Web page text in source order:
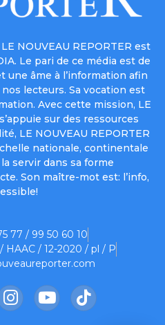
NOUVEAU REPORTER est
Le pari de ce média est de
une âme à l’information afin
lecteurs. Sa vocation est
Avec cette mission, LE
sur des ressources
LE NOUVEAU REPORTER
nationale, continentale
servir dans sa forme
Son maître-mot est: l’info,
77 / 99 50 60 10
HAAC / 12-2020 / pl / P
InstagramYouTubeTikTok